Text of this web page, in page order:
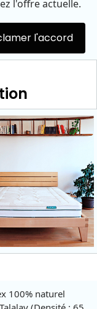
l'offre actuelle.
l'accord
100% naturel